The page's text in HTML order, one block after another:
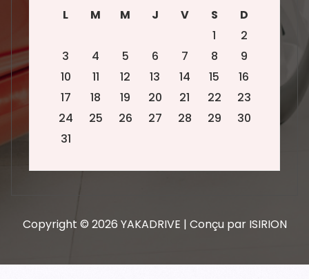
L
M M J V S
D
1
2
3
4 5 6 7 8
9
10
11 12 13 14 15
16
17
18 19 20 21 22
23
24
25 26 27 28 29
30
31
Copyright © 2026 YAKADRIVE | Conçu par ISIRION